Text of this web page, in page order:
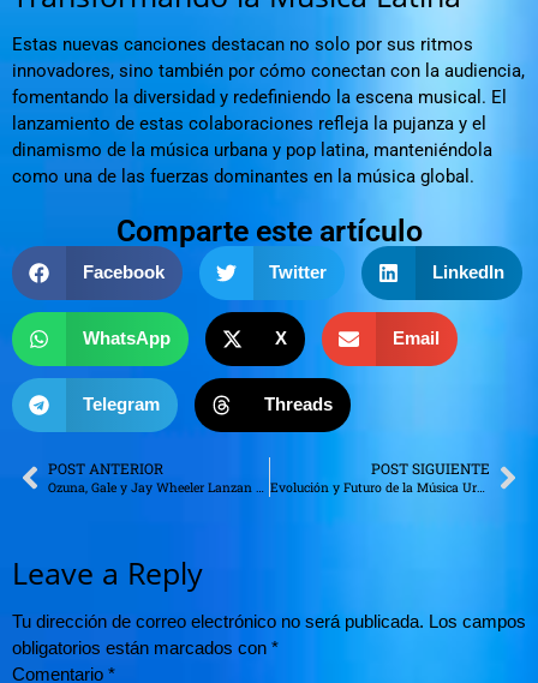
Estas nuevas canciones destacan no solo por sus ritmos
innovadores, sino también por cómo conectan con la audiencia,
fomentando la diversidad y redefiniendo la escena musical. El
lanzamiento de estas colaboraciones refleja la pujanza y el
dinamismo de la música urbana y pop latina, manteniéndola
como una de las fuerzas dominantes en la música global.
Comparte este artículo
Facebook Twitter LinkedIn
WhatsApp X Email
Telegram Threads
POST ANTERIOR
Ozuna, Gale y Jay Wheeler Lanzan Nuevos Sencillos en la Semana del Amor
POST SIGUIENTE
Evolución y Futuro de la Música Urbana: Nuevas Tendencias para 2024
Leave a Reply
Tu dirección de correo electrónico no será publicada. Los campos
obligatorios están marcados con *
Comentario *